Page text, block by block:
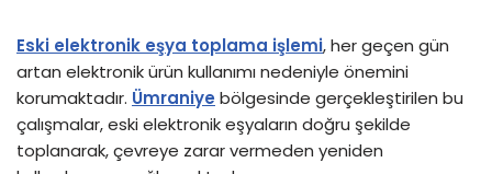
Eski elektronik eşya toplama işlemi, her geçen gün
artan elektronik ürün kullanımı nedeniyle önemini
korumaktadır. Ümraniye bölgesinde gerçekleştirilen bu
çalışmalar, eski elektronik eşyaların doğru şekilde
toplanarak, çevreye zarar vermeden yeniden